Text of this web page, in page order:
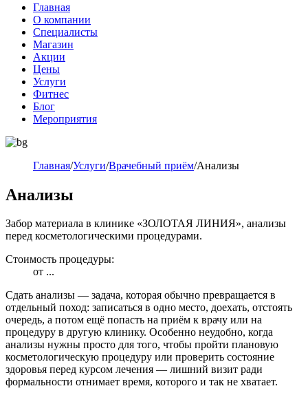
Главная
О компании
Специалисты
Магазин
Акции
Цены
Услуги
Фитнес
Блог
Мероприятия
Главная/Услуги/Врачебный приём/Анализы
Анализы
Забор материала в клинике «ЗОЛОТАЯ ЛИНИЯ», анализы
перед косметологическими процедурами.
Стоимость процедуры:
от ...
Сдать анализы — задача, которая обычно превращается в
отдельный поход: записаться в одно место, доехать, отстоять
очередь, а потом ещё попасть на приём к врачу или на
процедуру в другую клинику. Особенно неудобно, когда
анализы нужны просто для того, чтобы пройти плановую
косметологическую процедуру или проверить состояние
здоровья перед курсом лечения — лишний визит ради
формальности отнимает время, которого и так не хватает.